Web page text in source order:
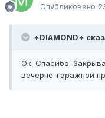
Опубликовано
*DIAMOND*
Ок. Спасибо.
вечерне-гаражной